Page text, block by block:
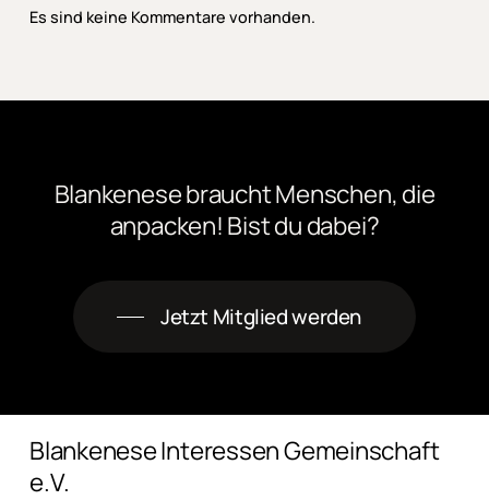
Es sind keine Kommentare vorhanden.
BlankenesebrauchtMenschen,die
anpacken! Bistdudabei?
Jetzt Mitglied werden
Blankenese Interessen Gemeinschaft
e.V.